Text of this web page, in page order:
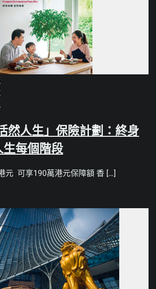
然人生」保險計劃：終身
每個階段
元 可享190萬港元保障額 香 […]